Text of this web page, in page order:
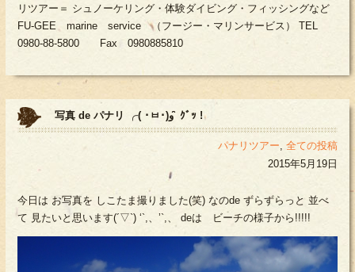
リツアー＝ シュノーケリング・体験ダイビング・フィッシングなど
FU-GEE marine service （フージー・マリンサービス） TEL
0980-88-5800 Fax 0980885810
写真 de パナリ ╭( ･ㅂ･)و ̑̑ ｸﾞｯ !
パナリツアー 全ての投稿
2015年5月19日
今日は お写真を しこたま撮りました(笑) なのde ずらずらっと 並べ
て 見たいと思います(´▽`) ‘`,、’`,、 deは ビーチの様子から!!!!!